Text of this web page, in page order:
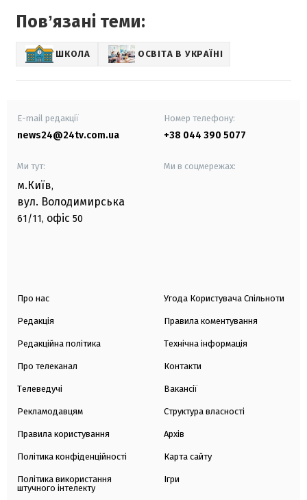
Повʼязані теми:
ШКОЛА ОСВІТА В УКРАЇНІ
E-mail редакції
news24@24tv.com.ua
Номер телефону:
+38 044 390 5077
Ми тут:
м.Київ,
вул. Володимирська
61/11, офіс 50
Ми в соцмережах:
Про нас
Редакція
Редакційна політика
Про телеканал
Телеведучі
Рекламодавцям
Правила користування
Політика конфіденційності
Політика використання
штучного інтелекту
Угода Користувача Спільноти
Правила коментування
Технічна інформація
Контакти
Вакансії
Структура власності
Архів
Карта сайту
Ігри